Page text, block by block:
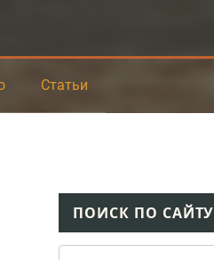
Статьи
ПОИСК ПО САЙТУ